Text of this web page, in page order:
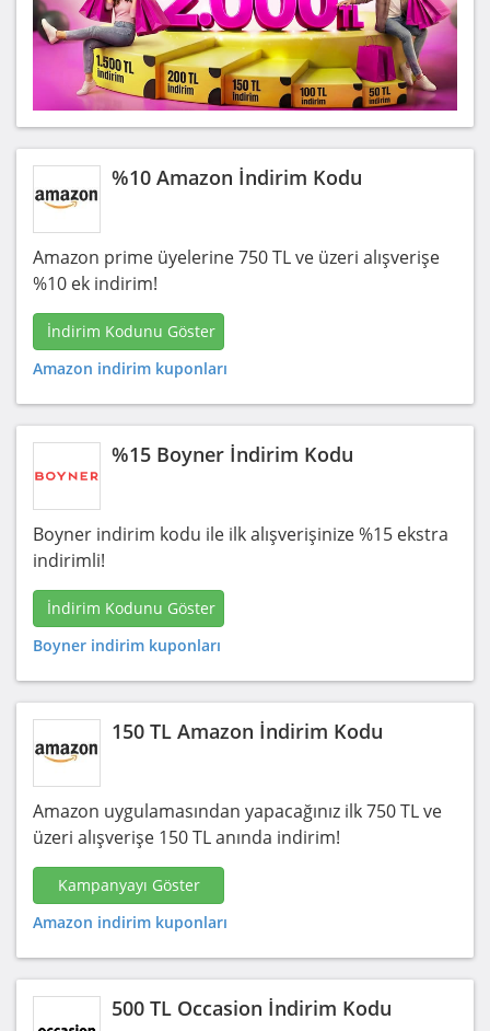
%10 Amazon İndirim Kodu
Amazon prime üyelerine 750 TL ve üzeri alışverişe
%10 ek indirim!
İndirim Kodunu Göster
Amazon indirim kuponları
%15 Boyner İndirim Kodu
Boyner indirim kodu ile ilk alışverişinize %15 ekstra
indirimli!
İndirim Kodunu Göster
Boyner indirim kuponları
150 TL Amazon İndirim Kodu
Amazon uygulamasından yapacağınız ilk 750 TL ve
üzeri alışverişe 150 TL anında indirim!
Kampanyayı Göster
Amazon indirim kuponları
500 TL Occasion İndirim Kodu